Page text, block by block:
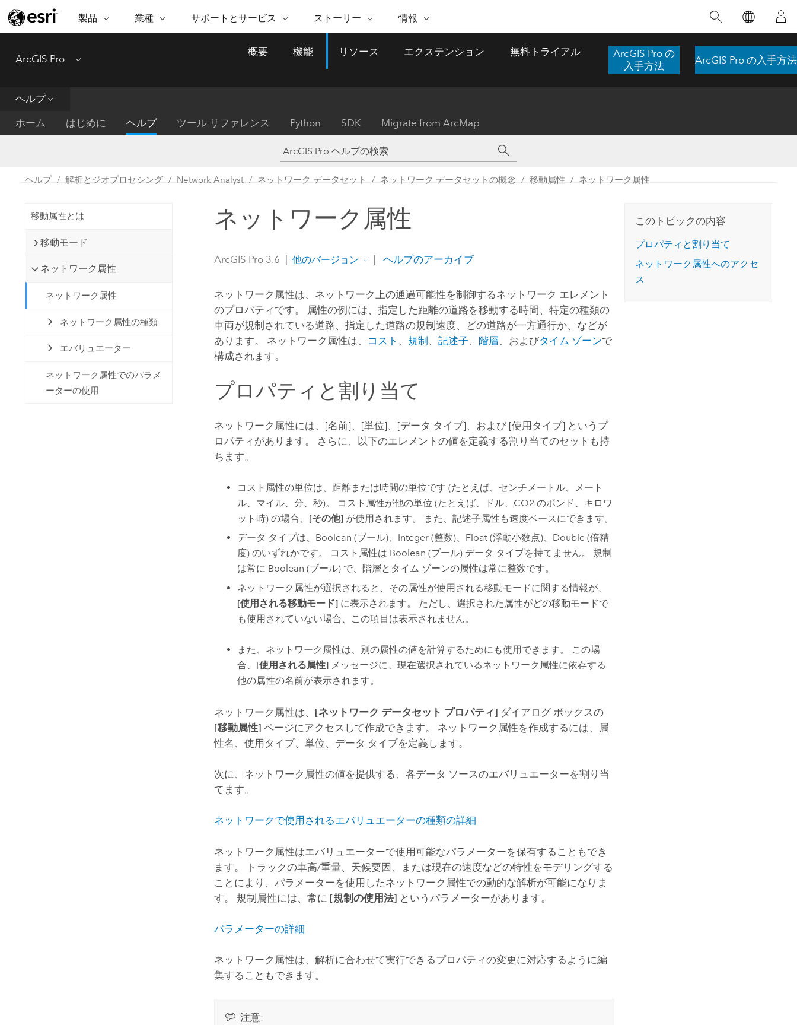
製品
ARCGIS
ArcGIS Online
完全な SaaS マッピング プラット
ArcGIS Pro
ArcGIS Enterprise
テム
開発者向けテクノロジー
ケーションの構築
すべてのプロダクト
機能
位置情報を分析に活用
空間データの統合、編集、共有
Esri ストア
Esri の ArcGIS 製品
Esri 製品、パートナー製品、開発
ArcGIS Pro は、Esri の世界をリードする
られています。 技術がどのようなものかを
ブ マップを試したり、製品の機能を調べた
ArcGIS Pro の詳細
業種
業種
自然保護
公共エネルギー
地方自治体
持続可能な開発
電気通信
交通機関
すべての業種
注目のイニシアティブ
インフラストラクチャ管理
GIS を活用して、最新の強靱で持続可能な未
的アプローチは、インフラストラクチャ プ
ロジェクトが周囲の環境とどのように関連
しているかをリーダーが理解するのに役立
インフラストラクチャ管理の探索
サポートとサービス
サポートとサービス セルフサービス
ArcGIS ブログ
ドキュメント
My Esri
せる
するために使用される空間統計技術を探索
コースを探索
ストーリー
ESRI ストーリー
Esri ブログ
実世界のグローバルな GIS
技術革新
ー リーダーの声
ArcNews
業界ニュースと ArcGIS 更
すべてのストーリー
2024 年にブラジルで発生した歴史的な洪水
リケーションを構築し、重要な救助活動を
情報
ESRI について
パートナー
採用情報
メディアおよびアナリスト関
イノベーションへの取り
組み
ーメーション
注目
ArcGIS Pro Menu
概要 機能 リソース エクステンション 無料トライアル
ArcGIS Pro の
入手方法
ArcGIS Pro の入手方法
ヘルプ
ホーム はじめに ヘルプ ツール リファレンス Python SDK Migrate from ArcMap
ヘルプ 解析とジオプロセシング Network Analyst ネットワーク データセット ネットワーク データセットの概念 移動属性 ネットワーク属性
移動属性とは
移動モード
ネットワーク属性
ネットワーク属性
ネットワーク属性の種類
エバリュエーター
ネットワーク属性でのパラメ
ーターの使用
ネットワーク属性
ArcGIS Pro 3.6 他のバージョン ヘルプのアーカイブ
ネットワーク属性は、ネットワーク上の通過可能性を制御するネットワーク エレメント
のプロパティです。 属性の例には、指定した距離の道路を移動する時間、特定の種類の
車両が規制されている道路、指定した道路の規制速度、どの道路が一方通行か、などが
あります。 ネットワーク属性は、 コスト 、 規制、記述子、階層、およびタイム ゾーンで
構成されます。
プロパティと割り当て
ネットワーク属性には、[名前]、[単位]、[データ タイプ]、および [使用タイプ] というプ
ロパティがあります。 さらに、以下のエレメントの値を定義する割り当てのセットも持
ちます。
コスト属性の単位は、距離または時間の単位です (たとえば、センチメートル、メート
ル、マイル、分、秒)。 コスト属性が他の単位 (たとえば、ドル、CO2 のポンド、キロワ
ット時) の場合、 [その他]が使用されます。 また、記述子属性も速度ベースにできます。
データ タイプは、Boolean (ブール)、Integer (整数)、Float (浮動小数点)、Double (倍精
度) のいずれかです。 コスト属性は Boolean (ブール) データ タイプを持てません。 規制
は常に Boolean (ブール) で、階層とタイム ゾーンの属性は常に整数です。
ネットワーク属性が選択されると、その属性が使用される移動モードに関する情報が、
[使用される移動モード]に表示されます。 ただし、選択された属性がどの移動モードで
も使用されていない場合、この項目は表示されません。
また、ネットワーク属性は、別の属性の値を計算するためにも使用できます。 この場
合、 [使用される属性]メッセージに、現在選択されているネットワーク属性に依存する
他の属性の名前が表示されます。
ネットワーク属性は、 [ネットワーク データセット プロパティ] ダイアログ ボックスの
[移動属性] ページにアクセスして作成できます。 ネットワーク属性を作成するには、属
性名、使用タイプ、単位、データ タイプを定義します。
次に、ネットワーク属性の値を提供する、各データ ソースのエバリュエーターを割り当
てます。
ネットワークで使用されるエバリュエーターの種類の詳細
ネットワーク属性はエバリュエーターで使用可能なパラメーターを保有することもでき
ます。 トラックの車高/重量、天候要因、または現在の速度などの特性をモデリングする
ことにより、パラメーターを使用したネットワーク属性での動的な解析が可能になりま
す。 規制属性には、常に [規制の使用法] というパラメーターがあります。
パラメーターの詳細
ネットワーク属性は、解析に合わせて実行できるプロパティの変更に対応するように編
集することもできます。
注意:
このトピックの内容
プロパティと割り当て
ネットワーク属性へのアクセ
ス